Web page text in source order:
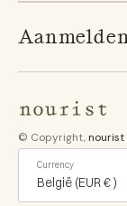
© Copyright,nourist
Currency
België (EUR € )